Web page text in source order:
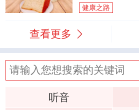
健康之路
查看更多
听音